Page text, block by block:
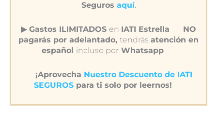
Seguros aquí.
▶︎ Gastos ILIMITADOS en IATI Estrella
NO
pagarás por adelantado, tendrás atención en
español incluso por Whatsapp
¡Aprovecha Nuestro Descuento de IATI
SEGUROSpara ti solo por leernos!